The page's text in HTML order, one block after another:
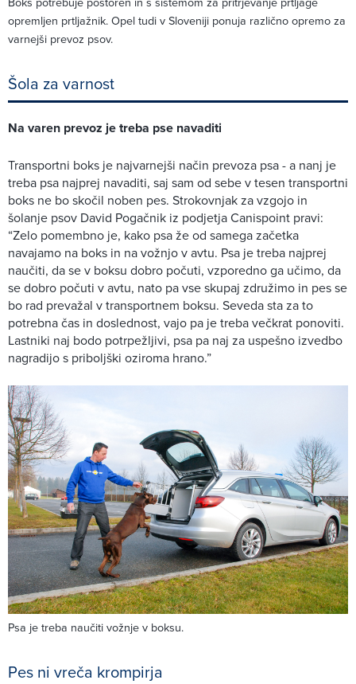
opremljen prtljažnik. Opel tudi v Sloveniji ponuja različno opremo za
varnejši prevoz psov.
Šola za varnost
Na varen prevoz je treba pse navaditi
Transportni boks je najvarnejši način prevoza psa - a nanj je
treba psa najprej navaditi, saj sam od sebe v tesen transportni
boks ne bo skočil noben pes. Strokovnjak za vzgojo in
šolanje psov David Pogačnik iz podjetja Canispoint pravi:
“Zelo pomembno je, kako psa že od samega začetka
navajamo na boks in na vožnjo v avtu. Psa je treba najprej
naučiti, da se v boksu dobro počuti, vzporedno ga učimo, da
se dobro počuti v avtu, nato pa vse skupaj združimo in pes se
bo rad prevažal v transportnem boksu. Seveda sta za to
potrebna čas in doslednost, vajo pa je treba večkrat ponoviti.
Lastniki naj bodo potrpežljivi, psa pa naj za uspešno izvedbo
nagradijo s priboljški oziroma hrano.”
Psa je treba naučiti vožnje v boksu.
Pes ni vreča krompirja